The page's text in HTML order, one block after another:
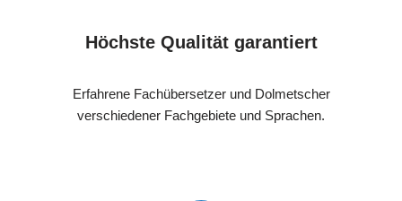
Höchste Qualität garantiert
Erfahrene Fachübersetzer und Dolmetscher
verschiedener Fachgebiete und Sprachen.